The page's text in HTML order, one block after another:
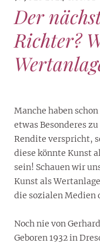
Der
Richter?
Manche haben
etwas Besonderes
Rendite verspricht,
diese könnte Kunst
sein! Schauen wir
Kunst als
die sozialen Medien
Noch nie von
Geboren 1932 in